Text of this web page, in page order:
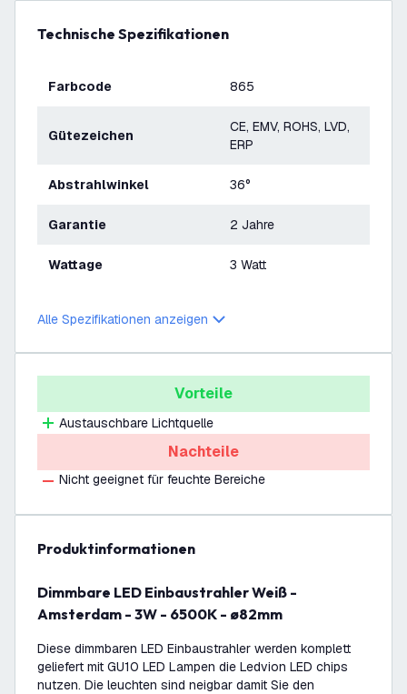
Technische Spezifikationen
Farbcode 865
Gütezeichen
CE, EMV, ROHS, LVD,
ERP
Abstrahlwinkel 36°
Garantie 2 Jahre
Wattage 3 Watt
Alle Spezifikationen anzeigen
Vorteile
Austauschbare Lichtquelle
Nachteile
Nicht geeignet für feuchte Bereiche
Produktinformationen
Dimmbare LED Einbaustrahler Weiß -
Amsterdam - 3W - 6500K - ø82mm
Diese dimmbaren LED Einbaustrahler werden komplett
geliefert mit GU10 LED Lampen die Ledvion LED chips
nutzen. Die leuchten sind neigbar damit Sie den